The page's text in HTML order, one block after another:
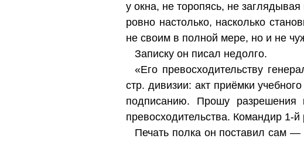
у окна, не торопясь, не
ровно настолько, насколько
не своим в полной мере, но и не
Записку он писал недолго.
«Его превосходительству
стр. дивизии: акт приёмки
подписанию. Прошу
превосходительства. Командир 1-
Печать полка он поставил сам —